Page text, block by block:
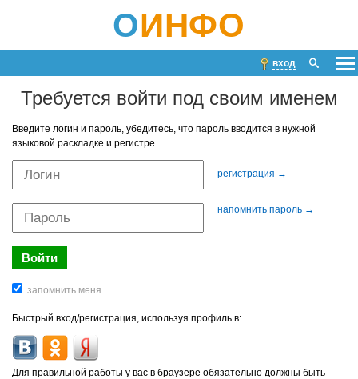
ОИНФО
вход
Требуется войти под своим именем
Введите логин и пароль, убедитесь, что пароль вводится в нужной
языковой раскладке и регистре.
регистрация →
напомнить пароль →
Быстрый вход/регистрация, используя профиль в:
Для правильной работы у вас в браузере обязательно должны быть